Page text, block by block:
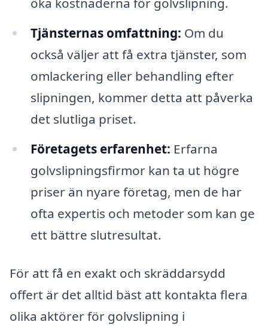
Tjänsternas omfattning: Om du
också väljer att få extra tjänster, som
omlackering eller behandling efter
slipningen, kommer detta att påverka
det slutliga priset.
Företagets erfarenhet: Erfarna
golvslipningsfirmor kan ta ut högre
priser än nyare företag, men de har
ofta expertis och metoder som kan ge
ett bättre slutresultat.
För att få en exakt och skräddarsydd
offert är det alltid bäst att kontakta flera
olika aktörer för golvslipning i